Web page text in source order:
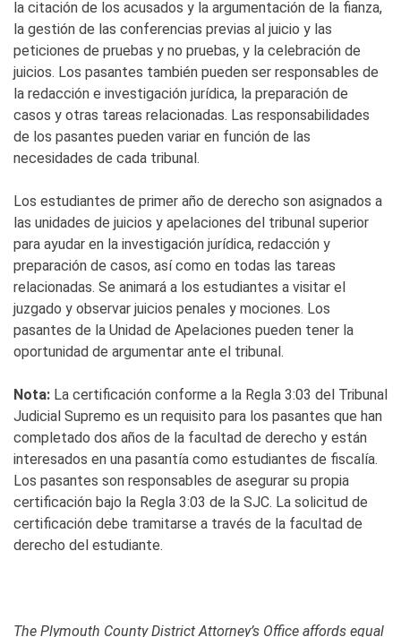
la citación de los acusados y la argumentación de la fianza,
la gestión de las conferencias previas al juicio y las
peticiones de pruebas y no pruebas, y la celebración de
juicios. Los pasantes también pueden ser responsables de
la redacción e investigación jurídica, la preparación de
casos y otras tareas relacionadas. Las responsabilidades
de los pasantes pueden variar en función de las
necesidades de cada tribunal.
Los estudiantes de primer año de derecho son asignados a
las unidades de juicios y apelaciones del tribunal superior
para ayudar en la investigación jurídica, redacción y
preparación de casos, así como en todas las tareas
relacionadas. Se animará a los estudiantes a visitar el
juzgado y observar juicios penales y mociones. Los
pasantes de la Unidad de Apelaciones pueden tener la
oportunidad de argumentar ante el tribunal.
Nota: La certificación conforme a la Regla 3:03 del Tribunal
Judicial Supremo es un requisito para los pasantes que han
completado dos años de la facultad de derecho y están
interesados en una pasantía como estudiantes de fiscalía.
Los pasantes son responsables de asegurar su propia
certificación bajo la Regla 3:03 de la SJC. La solicitud de
certificación debe tramitarse a través de la facultad de
derecho del estudiante.
The Plymouth County District Attorney’s Office affords equal